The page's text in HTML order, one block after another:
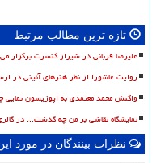
تازه ترین مطالب مرتبط
علیرضا قربانی در شیراز کنسرت برگزار
روایت عاشورا از نظر هنرهای آئینی در
واکنش محمد معتمدی به اپوزیسون
نمایشگاه نقاشی بر من چه گذشت... در
نظرات بینندگان در مورد